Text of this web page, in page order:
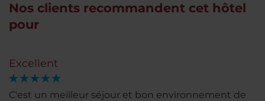
Nos clients recommandent cet hôtel
pour
Excellent
C'est un meilleur séjour et bon environnement de